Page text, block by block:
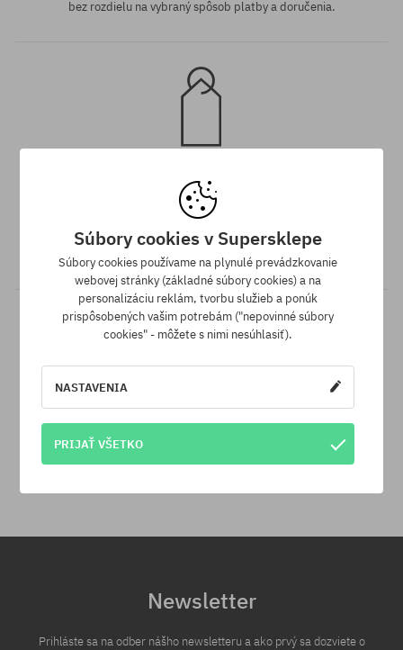
bez rozdielu na vybraný spôsob platby a doručenia.
Záruka najnižšej ceny
Máme najlepšie ceny, ale keď náhodou nájdeš ten istý produkt v
inom e-shope a s nižšou cenou - špeciálne pre Teba znížime jeho
Na vrátenie produktu máš 30 dní od dňa obdržania zásielky.
Newsletter
Prihláste sa na odber nášho newsletteru a ako prvý sa dozviete o
Súbory cookies v Supersklepe
Súbory cookies používame na plynulé prevádzkovanie
webovej stránky (základné súbory cookies) a na
personalizáciu reklám, tvorbu služieb a ponúk
prispôsobených vašim potrebám ("nepovinné súbory
cookies" - môžete s nimi nesúhlasiť).
NASTAVENIA
PRIJAŤ VŠETKO